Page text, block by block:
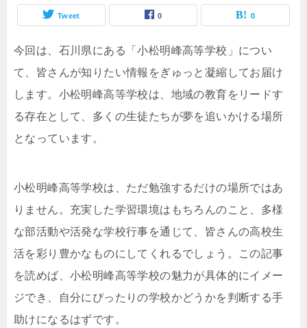
Tweet 0 0
今回は、石川県にある「小松明峰高等学校」につい
て、皆さんが知りたい情報をぎゅっと凝縮してお届け
します。小松明峰高等学校は、地域の教育をリードす
る存在として、多くの生徒たちが夢を追いかける場所
となっています。
小松明峰高等学校は、ただ勉強するだけの場所ではあ
りません。充実した学習環境はもちろんのこと、多様
な部活動や活発な学校行事を通じて、皆さんの高校生
活を彩り豊かなものにしてくれるでしょう。この記事
を読めば、小松明峰高等学校の魅力が具体的にイメー
ジでき、自分にぴったりの学校かどうかを判断する手
助けになるはずです。